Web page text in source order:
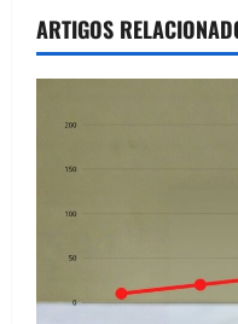
v
i
i
ARTIGOS